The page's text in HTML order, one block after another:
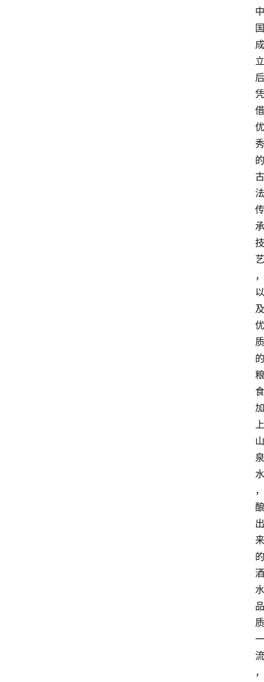
中
国
成
立
后
凭
借
优
秀
的
古
法
传
承
技
艺
，
以
及
优
质
的
粮
食
加
上
山
泉
水
，
酿
出
来
的
酒
水
品
质
一
流
，